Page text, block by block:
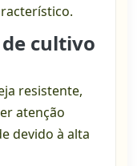
cultivo
resistente,
atenção
devido à alta